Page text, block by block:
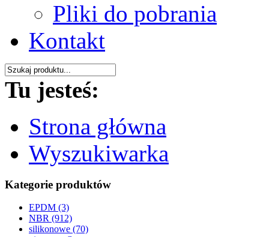
Pliki do pobrania
Kontakt
Tu jesteś:
Strona główna
Wyszukiwarka
Kategorie produktów
EPDM (3)
NBR (912)
silikonowe (70)